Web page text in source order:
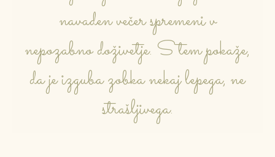
navaden večer spremeni v
nepozabno doživetje. S tem pokaže,
da je izguba zobka nekaj lepega, ne
strašljivega.